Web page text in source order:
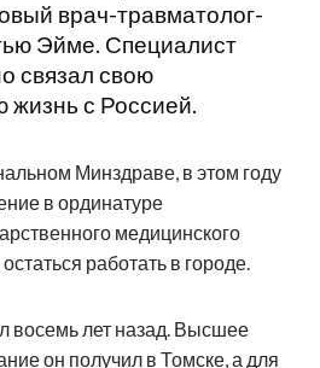
врач-травматолог-
Эйме. Специалист
связал свою
с Россией.
Минздраве, в этом году
в ординатуре
медицинского
работать в городе.
восемь лет назад. Высшее
он получил в Томске, а для